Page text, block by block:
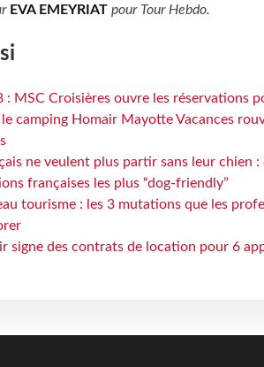
EVA EMEYRIATpour Tour Hebdo.
: MSC Croisières ouvre les réservations
le camping Homair Mayotte Vacances
ne veulent plus partir sans leur chien :
françaises les plus “dog-friendly”
tourisme : les 3 mutations que les
signe des contrats de location pour 6